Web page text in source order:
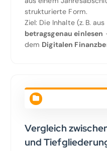
strukturierte Form.
Ziel: Die Inhalte (z. B.
betragsgenau einlesen
dem Digitalen
Vergleich
und